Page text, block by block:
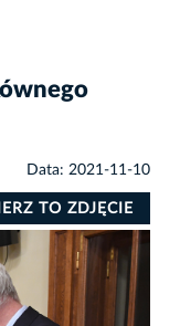
Data: 2021-11-10
TO ZDJĘCIE